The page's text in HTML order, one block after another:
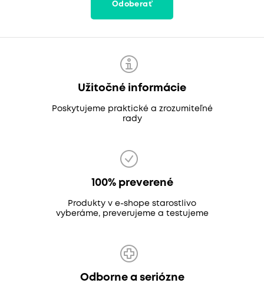
Odoberať
Užitočné informácie
Poskytujeme praktické a zrozumiteľné
rady
100% preverené
Produkty v e-shope starostlivo
vyberáme, preverujeme a testujeme
Odborne a seriózne